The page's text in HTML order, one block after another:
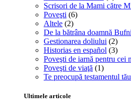
Scrisori de la Mami către
Poveşti (6)
Altele (2)
De la bătrâna doamnă
Gestionarea doliului (2)
Historias en español (3)
Poveşti de iarnă pentru cei
Poveşti de viaţă (1)
Te preocupă testamentul
Ultimele articole